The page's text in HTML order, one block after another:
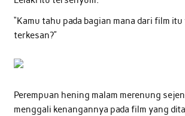
“Kamu tahu pada bagian mana dari film
terkesan?”
Perempuan hening malam merenung
menggali kenangannya pada film yang